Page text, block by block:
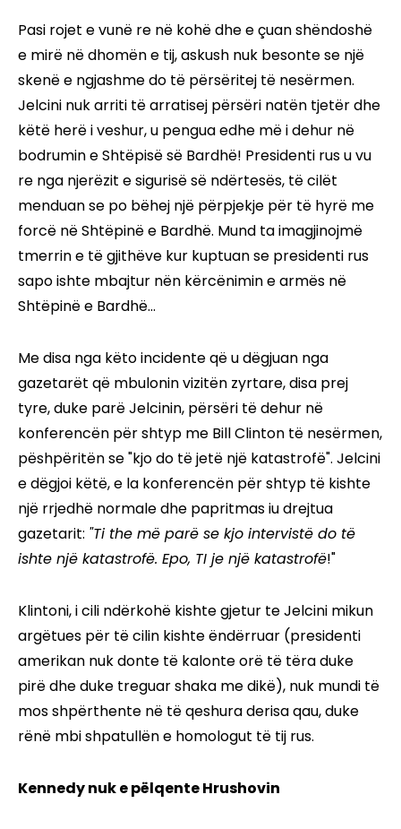
Pasi rojet e vunë re në kohë dhe e çuan shëndoshë
e mirë në dhomën e tij, askush nuk besonte se një
skenë e ngjashme do të përsëritej të nesërmen.
Jelcini nuk arriti të arratisej përsëri natën tjetër dhe
këtë herë i veshur, u pengua edhe më i dehur në
bodrumin e Shtëpisë së Bardhë! Presidenti rus u vu
re nga njerëzit e sigurisë së ndërtesës, të cilët
menduan se po bëhej një përpjekje për të hyrë me
forcë në Shtëpinë e Bardhë. Mund ta imagjinojmë
tmerrin e të gjithëve kur kuptuan se presidenti rus
sapo ishte mbajtur nën kërcënimin e armës në
Shtëpinë e Bardhë...
Me disa nga këto incidente që u dëgjuan nga
gazetarët që mbulonin vizitën zyrtare, disa prej
tyre, duke parë Jelcinin, përsëri të dehur në
konferencën për shtyp me Bill Clinton të nesërmen,
pëshpëritën se "kjo do të jetë një katastrofë". Jelcini
e dëgjoi këtë, e la konferencën për shtyp të kishte
një rrjedhë normale dhe papritmas iu drejtua
gazetarit: "Ti the më parë se kjo intervistë do të
ishte një katastrofë. Epo, TI je një katastrofë!"
Klintoni, i cili ndërkohë kishte gjetur te Jelcini mikun
argëtues për të cilin kishte ëndërruar (presidenti
amerikan nuk donte të kalonte orë të tëra duke
pirë dhe duke treguar shaka me dikë), nuk mundi të
mos shpërthente në të qeshura derisa qau, duke
rënë mbi shpatullën e homologut të tij rus.
Kennedy nuk e pëlqente Hrushovin